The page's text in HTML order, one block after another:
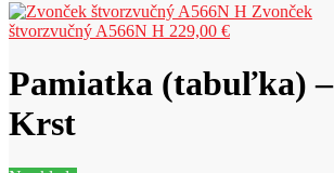
Zvonček
štvorzvučný A566N H 229,00 €
Pamiatka (tabuľka) –
Krst